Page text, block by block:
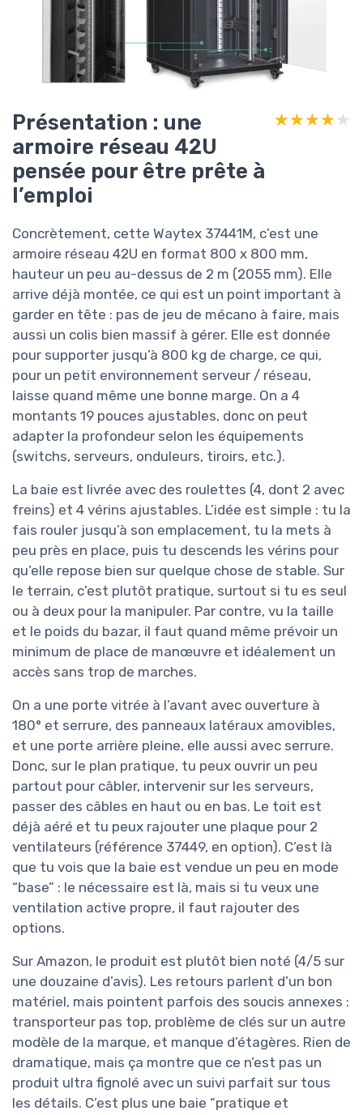
Présentation : une
armoire réseau 42U
pensée pour être prête à
l’emploi
★★★★★
★★★★★
Concrètement, cette Waytex 37441M, c’est une
armoire réseau 42U en format 800 x 800 mm,
hauteur un peu au-dessus de 2 m (2055 mm). Elle
arrive déjà montée, ce qui est un point important à
garder en tête : pas de jeu de mécano à faire, mais
aussi un colis bien massif à gérer. Elle est donnée
pour supporter jusqu’à 800 kg de charge, ce qui,
pour un petit environnement serveur / réseau,
laisse quand même une bonne marge. On a 4
montants 19 pouces ajustables, donc on peut
adapter la profondeur selon les équipements
(switchs, serveurs, onduleurs, tiroirs, etc.).
La baie est livrée avec des roulettes (4, dont 2 avec
freins) et 4 vérins ajustables. L’idée est simple : tu la
fais rouler jusqu’à son emplacement, tu la mets à
peu près en place, puis tu descends les vérins pour
qu’elle repose bien sur quelque chose de stable. Sur
le terrain, c’est plutôt pratique, surtout si tu es seul
ou à deux pour la manipuler. Par contre, vu la taille
et le poids du bazar, il faut quand même prévoir un
minimum de place de manœuvre et idéalement un
accès sans trop de marches.
On a une porte vitrée à l’avant avec ouverture à
180° et serrure, des panneaux latéraux amovibles,
et une porte arrière pleine, elle aussi avec serrure.
Donc, sur le plan pratique, tu peux ouvrir un peu
partout pour câbler, intervenir sur les serveurs,
passer des câbles en haut ou en bas. Le toit est
déjà aéré et tu peux rajouter une plaque pour 2
ventilateurs (référence 37449, en option). C’est là
que tu vois que la baie est vendue un peu en mode
“base” : le nécessaire est là, mais si tu veux une
ventilation active propre, il faut rajouter des
options.
Sur Amazon, le produit est plutôt bien noté (4/5 sur
une douzaine d’avis). Les retours parlent d’un bon
matériel, mais pointent parfois des soucis annexes :
transporteur pas top, problème de clés sur un autre
modèle de la marque, et manque d’étagères. Rien de
dramatique, mais ça montre que ce n’est pas un
produit ultra fignolé avec un suivi parfait sur tous
les détails. C’est plus une baie “pratique et